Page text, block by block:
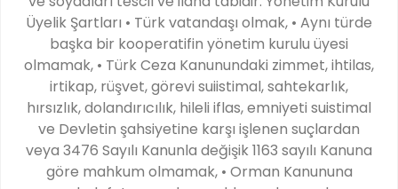
Üyelik Şartları • Türk vatandaşı olmak, • Aynı türde
başka bir kooperatifin yönetim kurulu üyesi
olmamak, • Türk Ceza Kanunundaki zimmet, ihtilas,
irtikap, rüşvet, görevi suiistimal, sahtekarlık,
hırsızlık, dolandırıcılık, hileli iflas, emniyeti suistimal
ve Devletin şahsiyetine karşı işlenen suçlardan
veya 3476 Sayılı Kanunla değişik 1163 sayılı Kanuna
göre mahkum olmamak, • Orman Kanununa